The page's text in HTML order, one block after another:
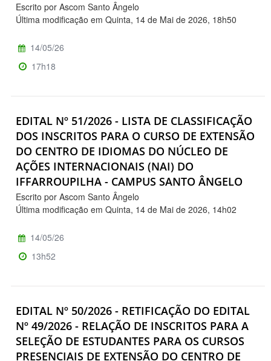
Escrito por Ascom Santo Ângelo
Última modificação em Quinta, 14 de Mai de 2026, 18h50
14/05/26
17h18
EDITAL Nº 51/2026 - LISTA DE CLASSIFICAÇÃO
DOS INSCRITOS PARA O CURSO DE EXTENSÃO
DO CENTRO DE IDIOMAS DO NÚCLEO DE
AÇÕES INTERNACIONAIS (NAI) DO
IFFARROUPILHA - CAMPUS SANTO ÂNGELO
Escrito por Ascom Santo Ângelo
Última modificação em Quinta, 14 de Mai de 2026, 14h02
14/05/26
13h52
EDITAL Nº 50/2026 - RETIFICAÇÃO DO EDITAL
Nº 49/2026 - RELAÇÃO DE INSCRITOS PARA A
SELEÇÃO DE ESTUDANTES PARA OS CURSOS
PRESENCIAIS DE EXTENSÃO DO CENTRO DE